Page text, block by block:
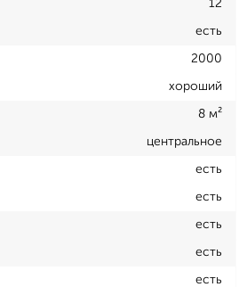
12
есть
2000
хороший
8 м²
центральное
есть
есть
есть
есть
есть